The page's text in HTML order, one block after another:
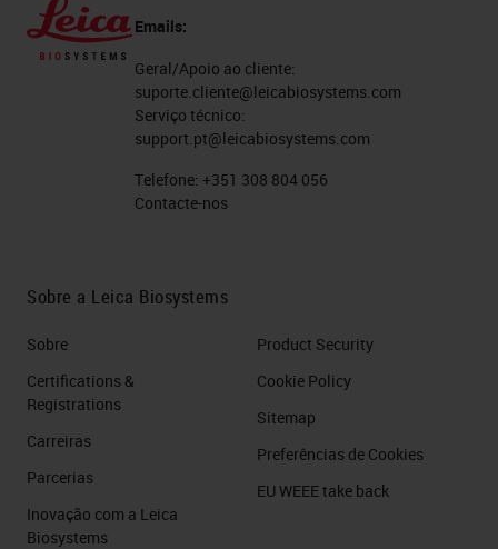
Emails:
Geral/Apoio ao cliente:
suporte.cliente@leicabiosystems.com
Serviço técnico:
support.pt@leicabiosystems.com
Telefone: +351 308 804 056
Contacte-nos
Sobre a Leica Biosystems
Sobre
Certifications &
Registrations
Carreiras
Parcerias
Inovação com a Leica
Biosystems
Product Security
Cookie Policy
Sitemap
Preferências de Cookies
EU WEEE take back